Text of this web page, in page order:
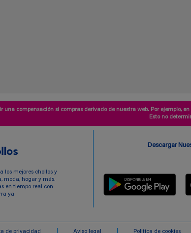
una compensación si compras derivado de nuestra web. Por ejemplo,
Esto no
los mejores chollos y
moda, hogar y más.
en tiempo real con
ya
Descargar
de privacidad Aviso legal Politica de cookies